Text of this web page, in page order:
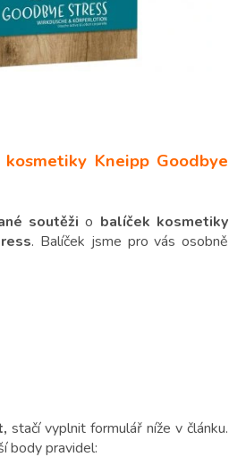
Kneipp Goodbye
soutěži o balíček kosmetiky
. Balíček jsme pro vás osobně
stačí vyplnit formulář níže v článku.
body pravidel: